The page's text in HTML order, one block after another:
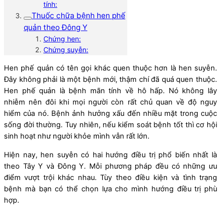
tính:
Thuốc chữa bệnh hen phế
quản theo Đông Y
Chứng hen:
Chứng suyễn:
Hen phế quản có tên gọi khác quen thuộc hơn là hen suyễn.
Đây không phải là một bệnh mới, thậm chí đã quá quen thuộc.
Hen phế quản là bệnh mãn tính về hô hấp. Nó không lây
nhiễm nên đôi khi mọi người còn rất chủ quan về độ nguy
hiểm của nó. Bệnh ảnh hưởng xấu đến nhiều mặt trong cuộc
sống đời thường. Tuy nhiên, nếu kiểm soát bệnh tốt thì cơ hội
sinh hoạt như người khỏe mình vẫn rất lớn.
Hiện nay, hen suyễn có hai hướng điều trị phổ biến nhất là
theo Tây Y và Đông Y. Mỗi phương pháp đều có những ưu
điểm vượt trội khác nhau. Tùy theo điều kiện và tình trạng
bệnh mà bạn có thể chọn lựa cho mình hướng điều trị phù
hợp.